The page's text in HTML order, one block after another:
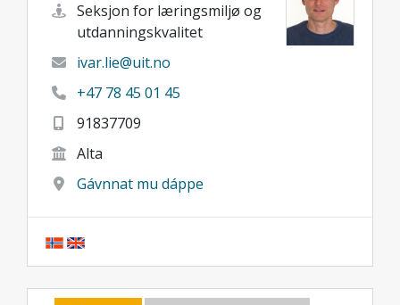
Seksjon for læringsmiljø og
utdanningskvalitet
ivar.lie@uit.no
+47 78 45 01 45
91837709
Alta
Gávnnat mu dáppe